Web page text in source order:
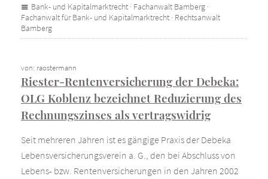
Bank- und Kapitalmarktrecht · Fachanwalt Bamberg ·
Fachanwalt für Bank- und Kapitalmarktrecht · Rechtsanwalt
Bamberg
von: raostermann
Riester-Rentenversicherung der Debeka:
OLG Koblenz bezeichnet Reduzierung des
Rechnungszinses als vertragswidrig
Seit mehreren Jahren ist es gängige Praxis der Debeka
Lebensversicherungsverein a. G., den bei Abschluss von
Lebens- bzw. Rentenversicherungen in den Jahren 2002